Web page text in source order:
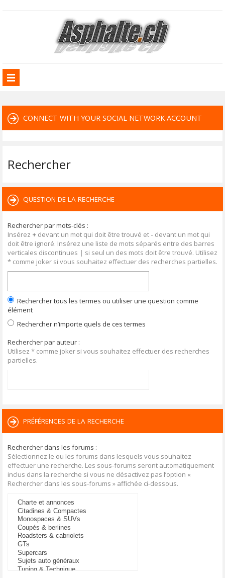
CONNECT WITH YOUR SOCIAL NETWORK ACCOUNT
Rechercher
QUESTION DE LA RECHERCHE
Rechercher par mots-clés :
Insérez + devant un mot qui doit être trouvé et - devant un mot qui
doit être ignoré. Insérez une liste de mots séparés entre des barres
verticales discontinues | si seul un des mots doit être trouvé. Utilisez
* comme joker si vous souhaitez effectuer des recherches partielles.
Rechercher tous les termes ou utiliser une question comme
élément
Rechercher n’importe quels de ces termes
Rechercher par auteur :
Utilisez * comme joker si vous souhaitez effectuer des recherches
partielles.
PRÉFÉRENCES DE LA RECHERCHE
Rechercher dans les forums :
Sélectionnez le ou les forums dans lesquels vous souhaitez
effectuer une recherche. Les sous-forums seront automatiquement
inclus dans la recherche si vous ne désactivez pas l’option «
Rechercher dans les sous-forums » affichée ci-dessous.